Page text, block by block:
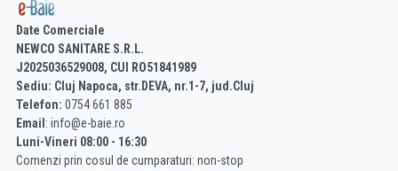
Date Comerciale
NEWCO SANITARE S.R.L.
J2025036529008, CUI RO51841989
Sediu: Cluj Napoca, str.DEVA, nr.1-7, jud.Cluj
Telefon: 0754 661 885
Email : info@e-baie.ro
Luni-Vineri 08:00 - 16:30
Comenzi prin cosul de cumparaturi: non-stop